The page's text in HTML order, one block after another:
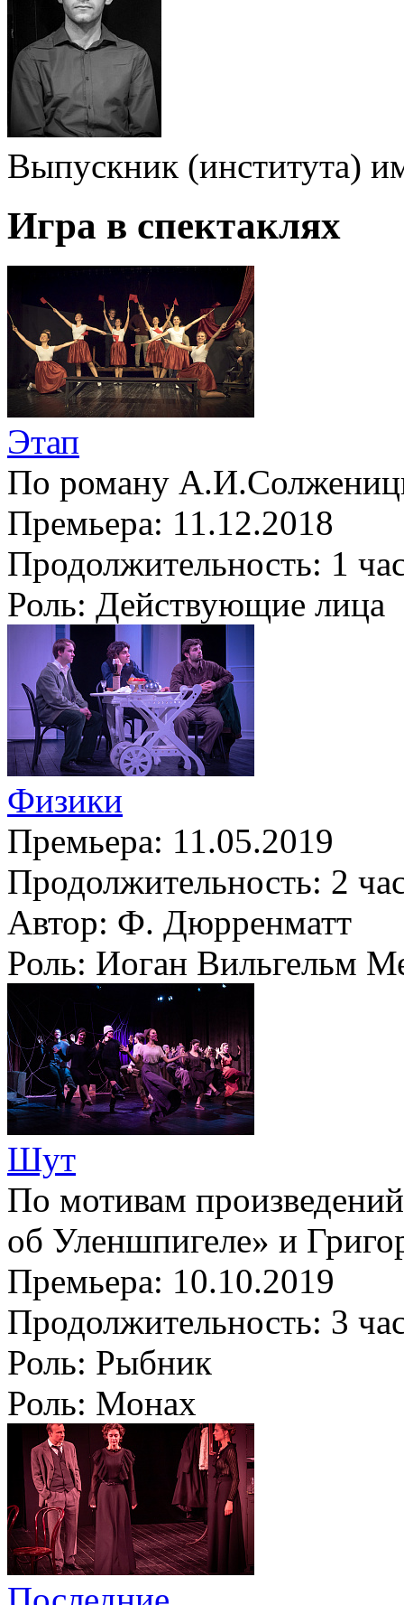
Выпускник (института)
Игра в спектаклях
Этап
По роману
Премьера: 11.12.2018
Продолжительность: 1
Роль: Действующие лица
Физики
Премьера: 11.05.2019
Продолжительность: 2
Автор: Ф. Дюрренматт
Роль: Иоган Вильгельм
Шут
По мотивам
об Уленшпигеле» и
Премьера: 10.10.2019
Продолжительность: 3
Роль: Рыбник
Роль: Монах